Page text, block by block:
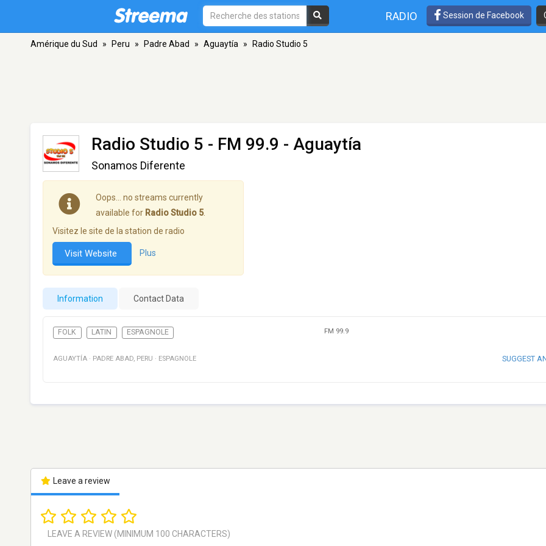
RADIO Session de Facebook
Amérique du Sud » Peru » Padre Abad » Aguaytía » Radio Studio 5
Radio Studio 5 - FM 99.9 - Aguaytía
Sonamos Diferente
Oops… no streams currently
available for Radio Studio 5.
Visitez le site de la station de radio
Visit Website Plus
Information Contact Data
FOLK LATIN ESPAGNOLE FM 99.9
AGUAYTÍA · PADRE ABAD, PERU · ESPAGNOLE SUGGEST
Leave a review